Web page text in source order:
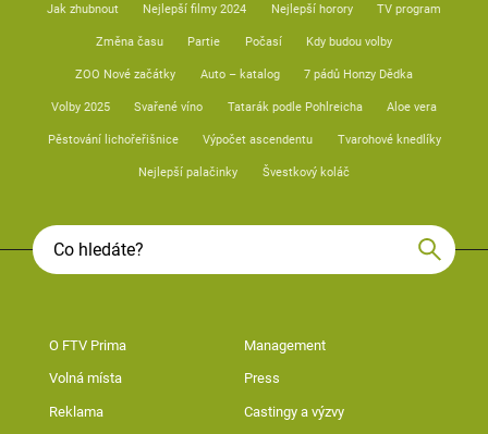
Jak zhubnout Nejlepší filmy 2024 Nejlepší horory TV program
Změna času Partie Počasí Kdy budou volby
ZOO Nové začátky Auto – katalog 7 pádů Honzy Dědka
Volby 2025 Svařené víno Tatarák podle Pohlreicha Aloe vera
Pěstování lichořeřišnice Výpočet ascendentu Tvarohové knedlíky
Nejlepší palačinky Švestkový koláč
O FTV Prima Management
Volná místa Press
Reklama Castingy a výzvy